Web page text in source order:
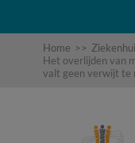
Home >>
Het overlijden van
valt geen verwijt te